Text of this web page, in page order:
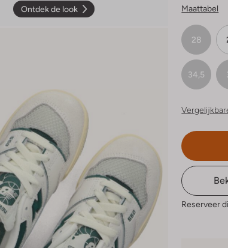
Ontdek de look Maattabel
28
34,5
Reserveer